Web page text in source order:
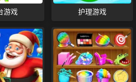
游戏 护理游戏